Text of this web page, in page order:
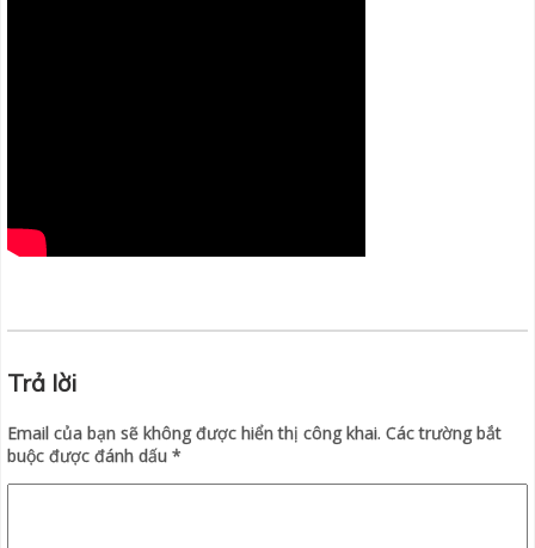
Trả lời
Email của bạn sẽ không được hiển thị công khai. Các trường bắt
buộc được đánh dấu *